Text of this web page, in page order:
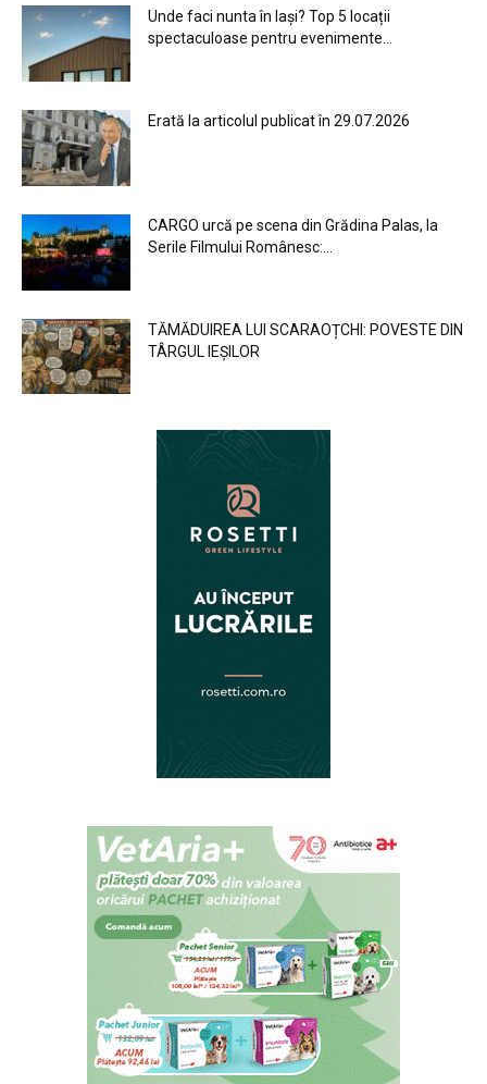
Unde faci nunta în Iași? Top 5 locații
spectaculoase pentru evenimente...
Erată la articolul publicat în 29.07.2026
CARGO urcă pe scena din Grădina Palas, la
Serile Filmului Românesc:...
TĂMĂDUIREA LUI SCARAOȚCHI: POVESTE DIN
TÂRGUL IEȘILOR